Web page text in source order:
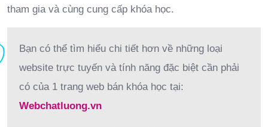
tham gia và cùng cung cấp khóa học.
Bạn có thể tìm hiểu chi tiết hơn về những loại
website trực tuyến và tính năng đặc biệt cần phải
có của 1 trang web bán khóa học tại:
Webchatluong.vn